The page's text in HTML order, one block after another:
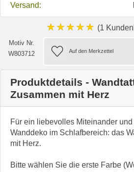
Versand:
★★★★★ (1
Motiv Nr.
W803712
Produktdetails -
Zusammen mit Herz
Für ein liebevolles Miteinander
Wanddeko im Schlafbereich: das
mit Herz.
Bitte wählen Sie die erste Farbe